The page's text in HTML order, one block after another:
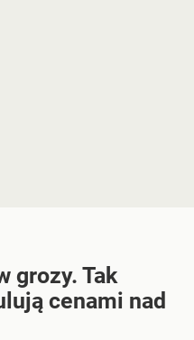
grozy. Tak
cenami nad